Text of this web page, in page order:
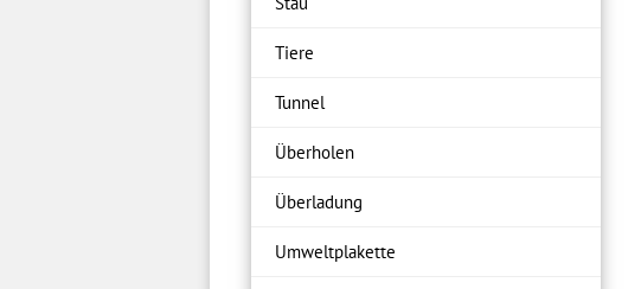
Tiere
Tunnel
Überholen
Überladung
Umweltplakette